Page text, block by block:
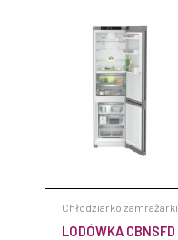
Chłodziarko zamrażarki
LODÓWKA CBNSFD